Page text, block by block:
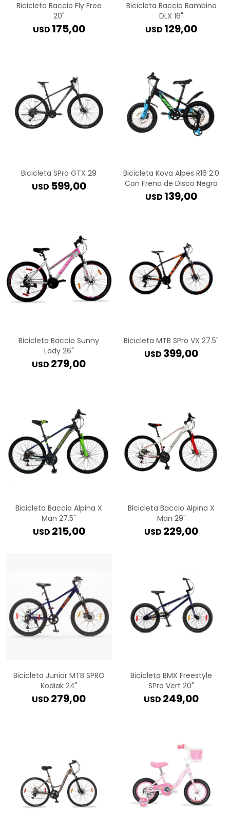
Bicicleta Baccio Fly Free
20"
USD 175,00
Bicicleta Baccio Bambino
DLX 16"
USD 129,00
Bicicleta SPro GTX 29
USD 599,00
Bicicleta Kova Alpes R16 2.0
Con Freno de Disco Negra
USD 139,00
Bicicleta Baccio Sunny
Lady 26"
USD 279,00
Bicicleta MTB SPro VX 27.5"
USD 399,00
Bicicleta Baccio Alpina X
Man 27.5"
USD 215,00
Bicicleta Baccio Alpina X
Man 29"
USD 229,00
Bicicleta Junior MTB SPRO
Kodiak 24"
USD 279,00
Bicicleta BMX Freestyle
SPro Vert 20"
USD 249,00